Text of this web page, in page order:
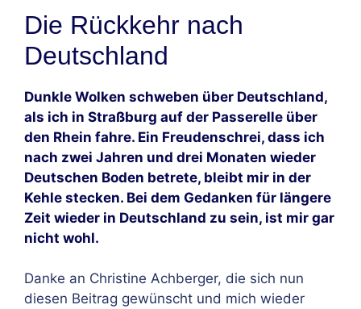
Die Rückkehr nach
Deutschland
Dunkle Wolken schweben über Deutschland,
als ich in Straßburg auf der Passerelle über
den Rhein fahre. Ein Freudenschrei, dass ich
nach zwei Jahren und drei Monaten wieder
Deutschen Boden betrete, bleibt mir in der
Kehle stecken. Bei dem Gedanken für längere
Zeit wieder in Deutschland zu sein, ist mir gar
nicht wohl.
Danke an Christine Achberger, die sich nun
diesen Beitrag gewünscht und mich wieder